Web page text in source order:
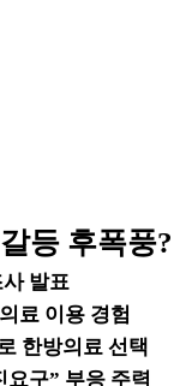
등 후폭풍?
발표
료 이용 경험
한방의료 선택
요구” 부응 주력